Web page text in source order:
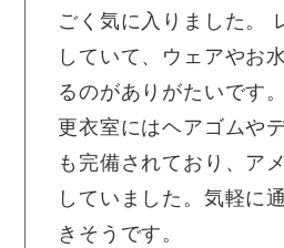
ごく気に入りました。
していて、ウェアやお
るのがありがたいです。
更衣室にはヘアゴムや
も完備されており、ア
していました。気軽に
きそうです。